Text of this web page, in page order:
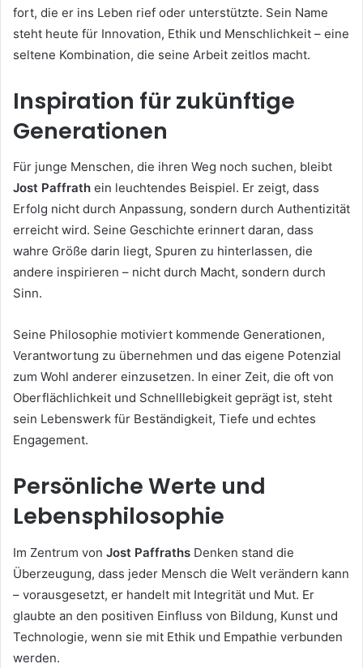
fort, die er ins Leben rief oder unterstützte. Sein Name
steht heute für Innovation, Ethik und Menschlichkeit – eine
seltene Kombination, die seine Arbeit zeitlos macht.
Inspiration für zukünftige
Generationen
Für junge Menschen, die ihren Weg noch suchen, bleibt
Jost Paffrath ein leuchtendes Beispiel. Er zeigt, dass
Erfolg nicht durch Anpassung, sondern durch Authentizität
erreicht wird. Seine Geschichte erinnert daran, dass
wahre Größe darin liegt, Spuren zu hinterlassen, die
andere inspirieren – nicht durch Macht, sondern durch
Sinn.
Seine Philosophie motiviert kommende Generationen,
Verantwortung zu übernehmen und das eigene Potenzial
zum Wohl anderer einzusetzen. In einer Zeit, die oft von
Oberflächlichkeit und Schnelllebigkeit geprägt ist, steht
sein Lebenswerk für Beständigkeit, Tiefe und echtes
Engagement.
Persönliche Werte und
Lebensphilosophie
Im Zentrum von Jost Paffraths Denken stand die
Überzeugung, dass jeder Mensch die Welt verändern kann
– vorausgesetzt, er handelt mit Integrität und Mut. Er
glaubte an den positiven Einfluss von Bildung, Kunst und
Technologie, wenn sie mit Ethik und Empathie verbunden
werden.